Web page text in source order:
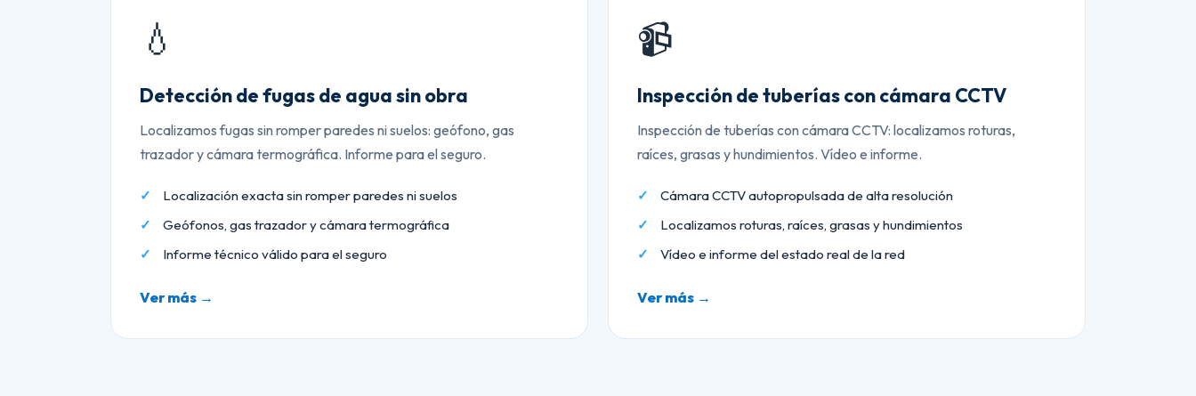
💧
Detección de fugas de agua sin obra
Localizamos fugas sin romper paredes ni suelos: geófono, gas
trazador y cámara termográfica. Informe para el seguro.
Localización exacta sin romper paredes ni suelos
Geófonos, gas trazador y cámara termográfica
Informe técnico válido para el seguro
Ver más →
📹
Inspección de tuberías con cámara CCTV
Inspección de tuberías con cámara CCTV: localizamos roturas,
raíces, grasas y hundimientos. Vídeo e informe.
Cámara CCTV autopropulsada de alta resolución
Localizamos roturas, raíces, grasas y hundimientos
Vídeo e informe del estado real de la red
Ver más →